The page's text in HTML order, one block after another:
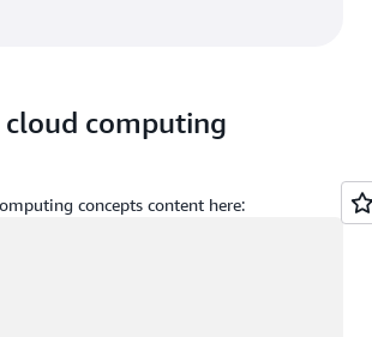
cloud computing
concepts content here: